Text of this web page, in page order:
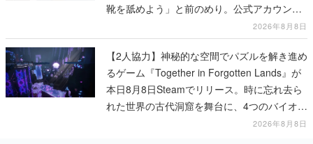
靴を舐めよう」と前のめり。公式アカウント
も開設され、2026年リリースに向けて開発中
2026年8月8日
【2人協力】神秘的な空間でパズルを解き進め
るゲーム『Together in Forgotten Lands』が
本日8月8日Steamでリリース。時に忘れ去ら
れた世界の古代洞窟を舞台に、4つのバイオー
2026年8月8日